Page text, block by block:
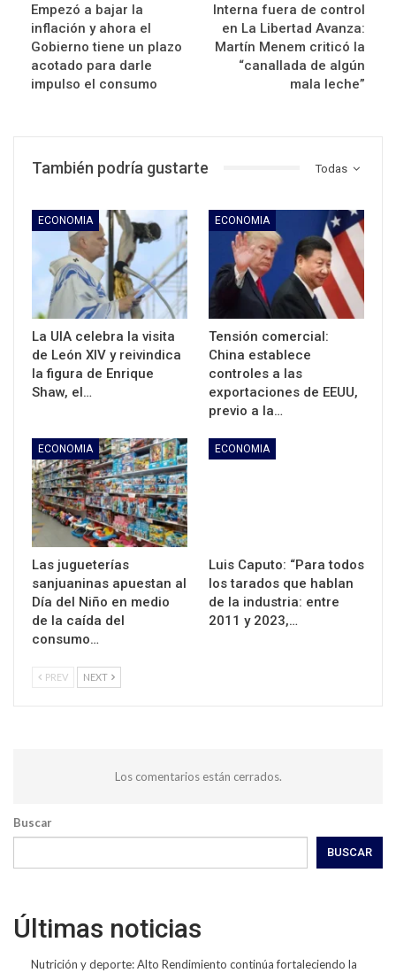
Empezó a bajar la
inflación y ahora el
Gobierno tiene un plazo
acotado para darle
impulso el consumo
Interna fuera de control
en La Libertad Avanza:
Martín Menem criticó la
“canallada de algún
mala leche”
Todas
También podría gustarte
ECONOMIA
La UIA celebra la visita
de León XIV y reivindica
la figura de Enrique
Shaw, el…
ECONOMIA
Tensión comercial:
China establece
controles a las
exportaciones de EEUU,
previo a la…
ECONOMIA
Las jugueterías
sanjuaninas apuestan al
Día del Niño en medio
de la caída del
consumo…
ECONOMIA
Luis Caputo: “Para todos
los tarados que hablan
de la industria: entre
2011 y 2023,…
PREV NEXT
Los comentarios están cerrados.
Buscar
BUSCAR
Últimas noticias
Nutrición y deporte: Alto Rendimiento continúa fortaleciendo la